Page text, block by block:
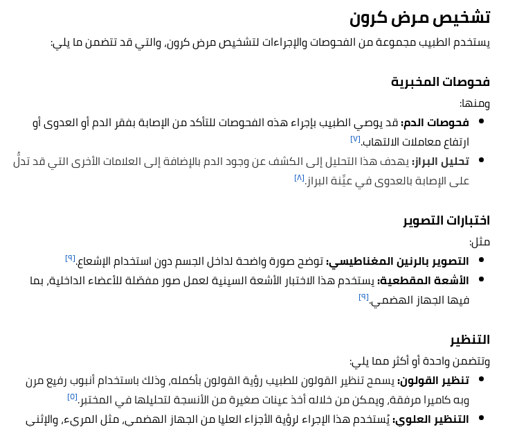
تشخيص مرض كرون
يستخدم الطبيب مجموعة من الفحوصات والإجراءات لتشخيص مرض كرون، والتي قد تتضمن ما يلي:
فحوصات المخبرية
ومنها:
فحوصات الدم:قد يوصي الطبيب بإجراء هذه الفحوصات للتأكد من الإصابة بفقر الدم أو العدوى أو
ارتفاع معاملات الالتهاب.[٧]
تحليل البراز: يهدف هذا التحليل إلى الكشف عن وجود الدم بالإضافة إلى العلامات الأخرى التي قد تدلُّ
على الإصابة بالعدوى في عيِّنة البراز.[٨]
اختبارات التصوير
مثل:
التصوير بالرنين المغناطيسي:توضح صورة واضحة لداخل الجسم دون استخدام الإشعاع.[٩]
الأشعة المقطعية:يستخدم هذا الاختبار الأشعة السينية لعمل صور مفصّلة للأعضاء الداخلية، بما
فيها الجهاز الهضمي.[٩]
التنظير
وتتضمن واحدة أو أكثر مما يلي:
تنظير القولون:يسمحتنظير القولونللطبيب رؤية القولون بأكمله، وذلك باستخدام أنبوب رفيع مرن
وبه كاميرا مرفقة، ويمكن من خلاله أخذ عينات صغيرة من الأنسجة لتحليلها في المختبر.[٥]
التنظير العلوي:يُستخدم هذا الإجراء لرؤية الأجزاء العليا من الجهاز الهضمي، مثل المريء، والإثني